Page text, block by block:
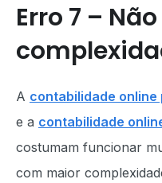
Erro 7 –
A contabilidade
e a contabilidade
costumam funcionar
com maior